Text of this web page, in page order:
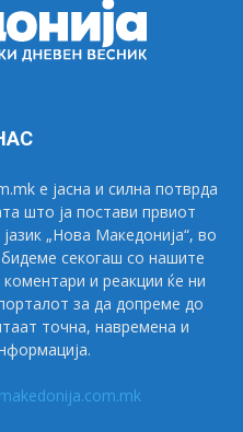
е јасна и силна потврда
што ја постави првиот
„Нова Македонија“, во
секогаш со нашите
и реакции ќе ни
за да допреме до
точна, навремена и